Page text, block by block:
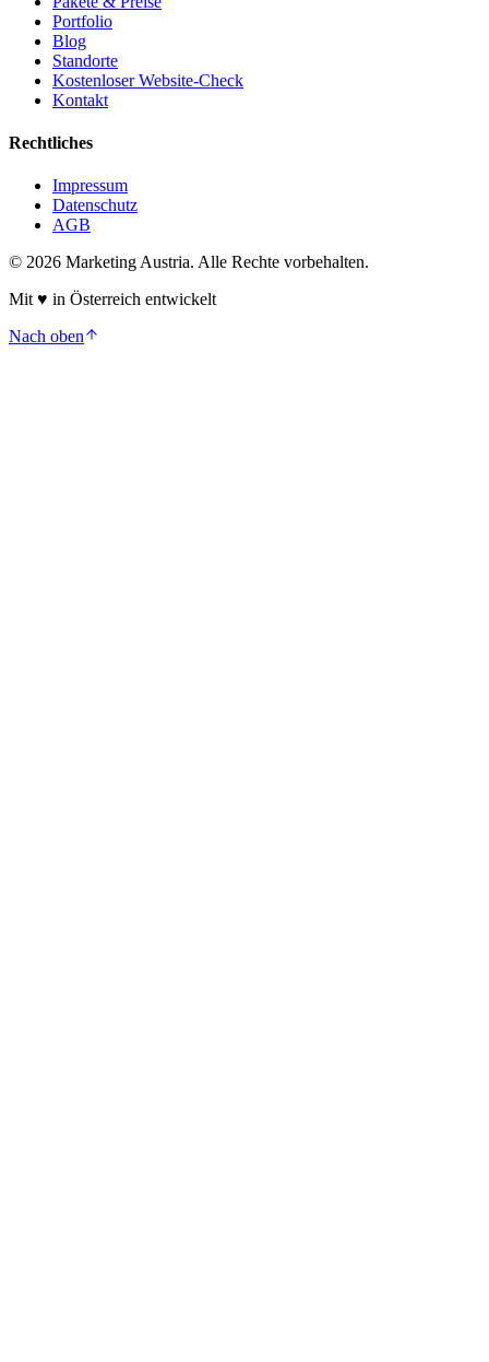
Portfolio
Blog
Standorte
Kostenloser Website-Check
Kontakt
Rechtliches
Impressum
Datenschutz
AGB
© 2026 Marketing Austria. Alle Rechte vorbehalten.
Mit ♥ in Österreich entwickelt
Nach oben